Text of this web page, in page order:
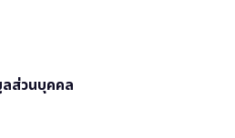
ส่วนบุคคล